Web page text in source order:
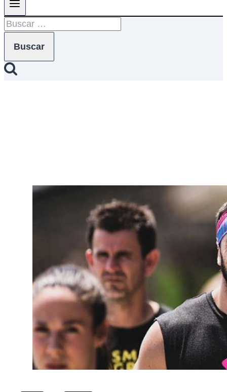
Buscar: